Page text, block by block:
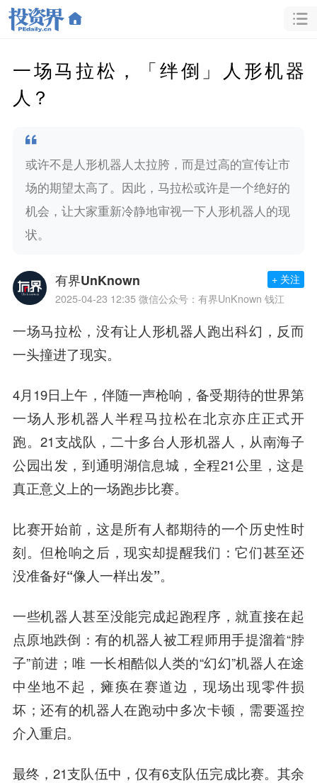
一场马拉松，「绊倒」人形机器
人？
或许不是人形机器人太拉胯，而是过高的宣传让市
场的期望太高了。因此，马拉松或许是一个绝好的
机会，让大家重新冷静地审视一下人形机器人的现
状。
有界UnKnown
2025-04-23 12:35 微信公众号：有界UnKnown 钱江
+ 关注
一场马拉松，没有让人形机器人跑出科幻，反而
一头撞进了现实。
4月19日上午，伴随一声枪响，备受期待的世界第
一场人形机器人半程马拉松在北京亦庄正式开
跑。21支战队，二十多台人形机器人，从南海子
公园出发，到通明湖信息城，全程21公里，这是
真正意义上的一场跑步比赛。
比赛开始前，这是所有人都期待的一个历史性时
刻。但枪响之后，现实却提醒我们：它们甚至还
没准备好“像人一样出发”。
一些机器人甚至没能完成起跑程序，就直接在起
点原地跌倒：有的机器人被工程师用手提溜着“脖
子”前进；唯 一长相酷似人类的“幻幻”机器人在途
中坐地不起，瘫痪在赛道边，现场出现零件损
坏；还有的机器人在跑动中多次卡顿，需要遥控
介入重启。
最终，21支队伍中，仅有6支队伍完成比赛。其余